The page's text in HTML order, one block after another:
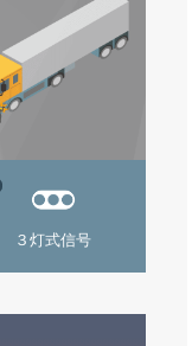
３灯式信号